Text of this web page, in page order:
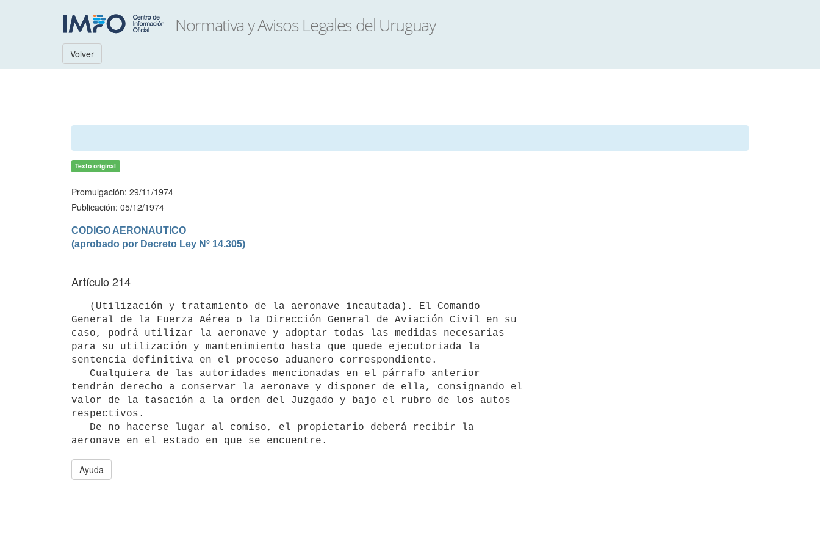
Volver
Texto original
Promulgación: 29/11/1974
Publicación: 05/12/1974
CODIGO AERONAUTICO
(aprobado por Decreto Ley Nº 14.305)
Artículo 214
General de la Fuerza Aérea o la Dirección General de Aviación Civil en su
caso, podrá utilizar la aeronave y adoptar todas las medidas necesarias
para su utilización y mantenimiento hasta que quede ejecutoriada la
sentencia definitiva en el proceso aduanero correspondiente.
tendrán derecho a conservar la aeronave y disponer de ella, consignando el
valor de la tasación a la orden del Juzgado y bajo el rubro de los autos
respectivos.
Ayuda